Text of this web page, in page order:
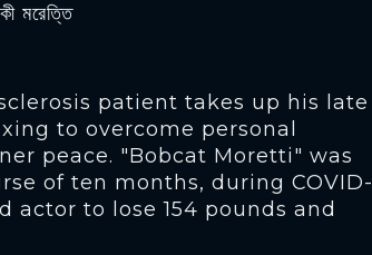
মরেত্তি
patient takes up his late
to overcome personal
peace. "Bobcat Moretti" was
of ten months, during COVID-
actor to lose 154 pounds and